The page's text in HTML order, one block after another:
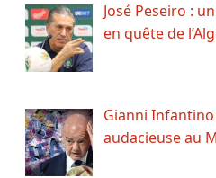
José Peseiro :
en quête de
Gianni
audacieuse au